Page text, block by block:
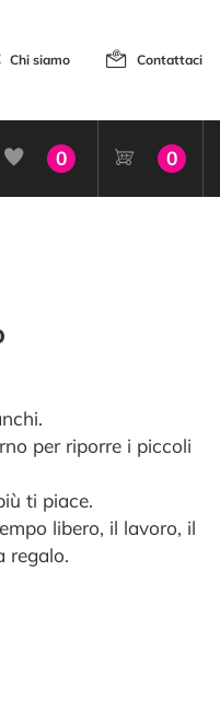
Chi siamo Contattaci
0 0
per riporre i piccoli
ti piace.
libero, il lavoro, il
regalo.